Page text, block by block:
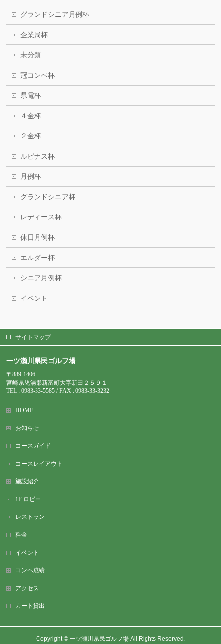
グランドシニア月例杯
企業局杯
未分類
冠コンペ杯
県電杯
４金杯
２金杯
ルピナス杯
月例杯
グランドシニア杯
レディース杯
休日月例杯
エルダー杯
シニア月例杯
イベント
サイトマップ
一ツ瀬川県民ゴルフ場
〒889-1406
宮崎県児湯郡新富町大字新田２５９１
TEL : 0983-33-5585 / FAX : 0983-33-3232
HOME
お知らせ
コースガイド
コースレイアウト
施設紹介
1F ロビー
レストラン
料金
イベント
コンペ成績
アクセス
カート貸出
Copyright © 一ツ瀬川県民ゴルフ場All Rights Reserved.